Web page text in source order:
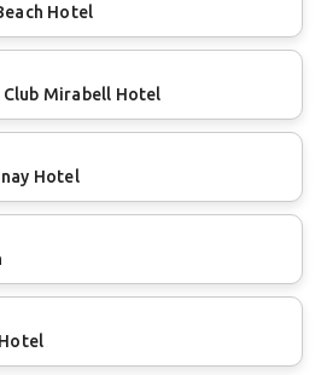
Hotel
Club Mirabell Hotel
Hotel